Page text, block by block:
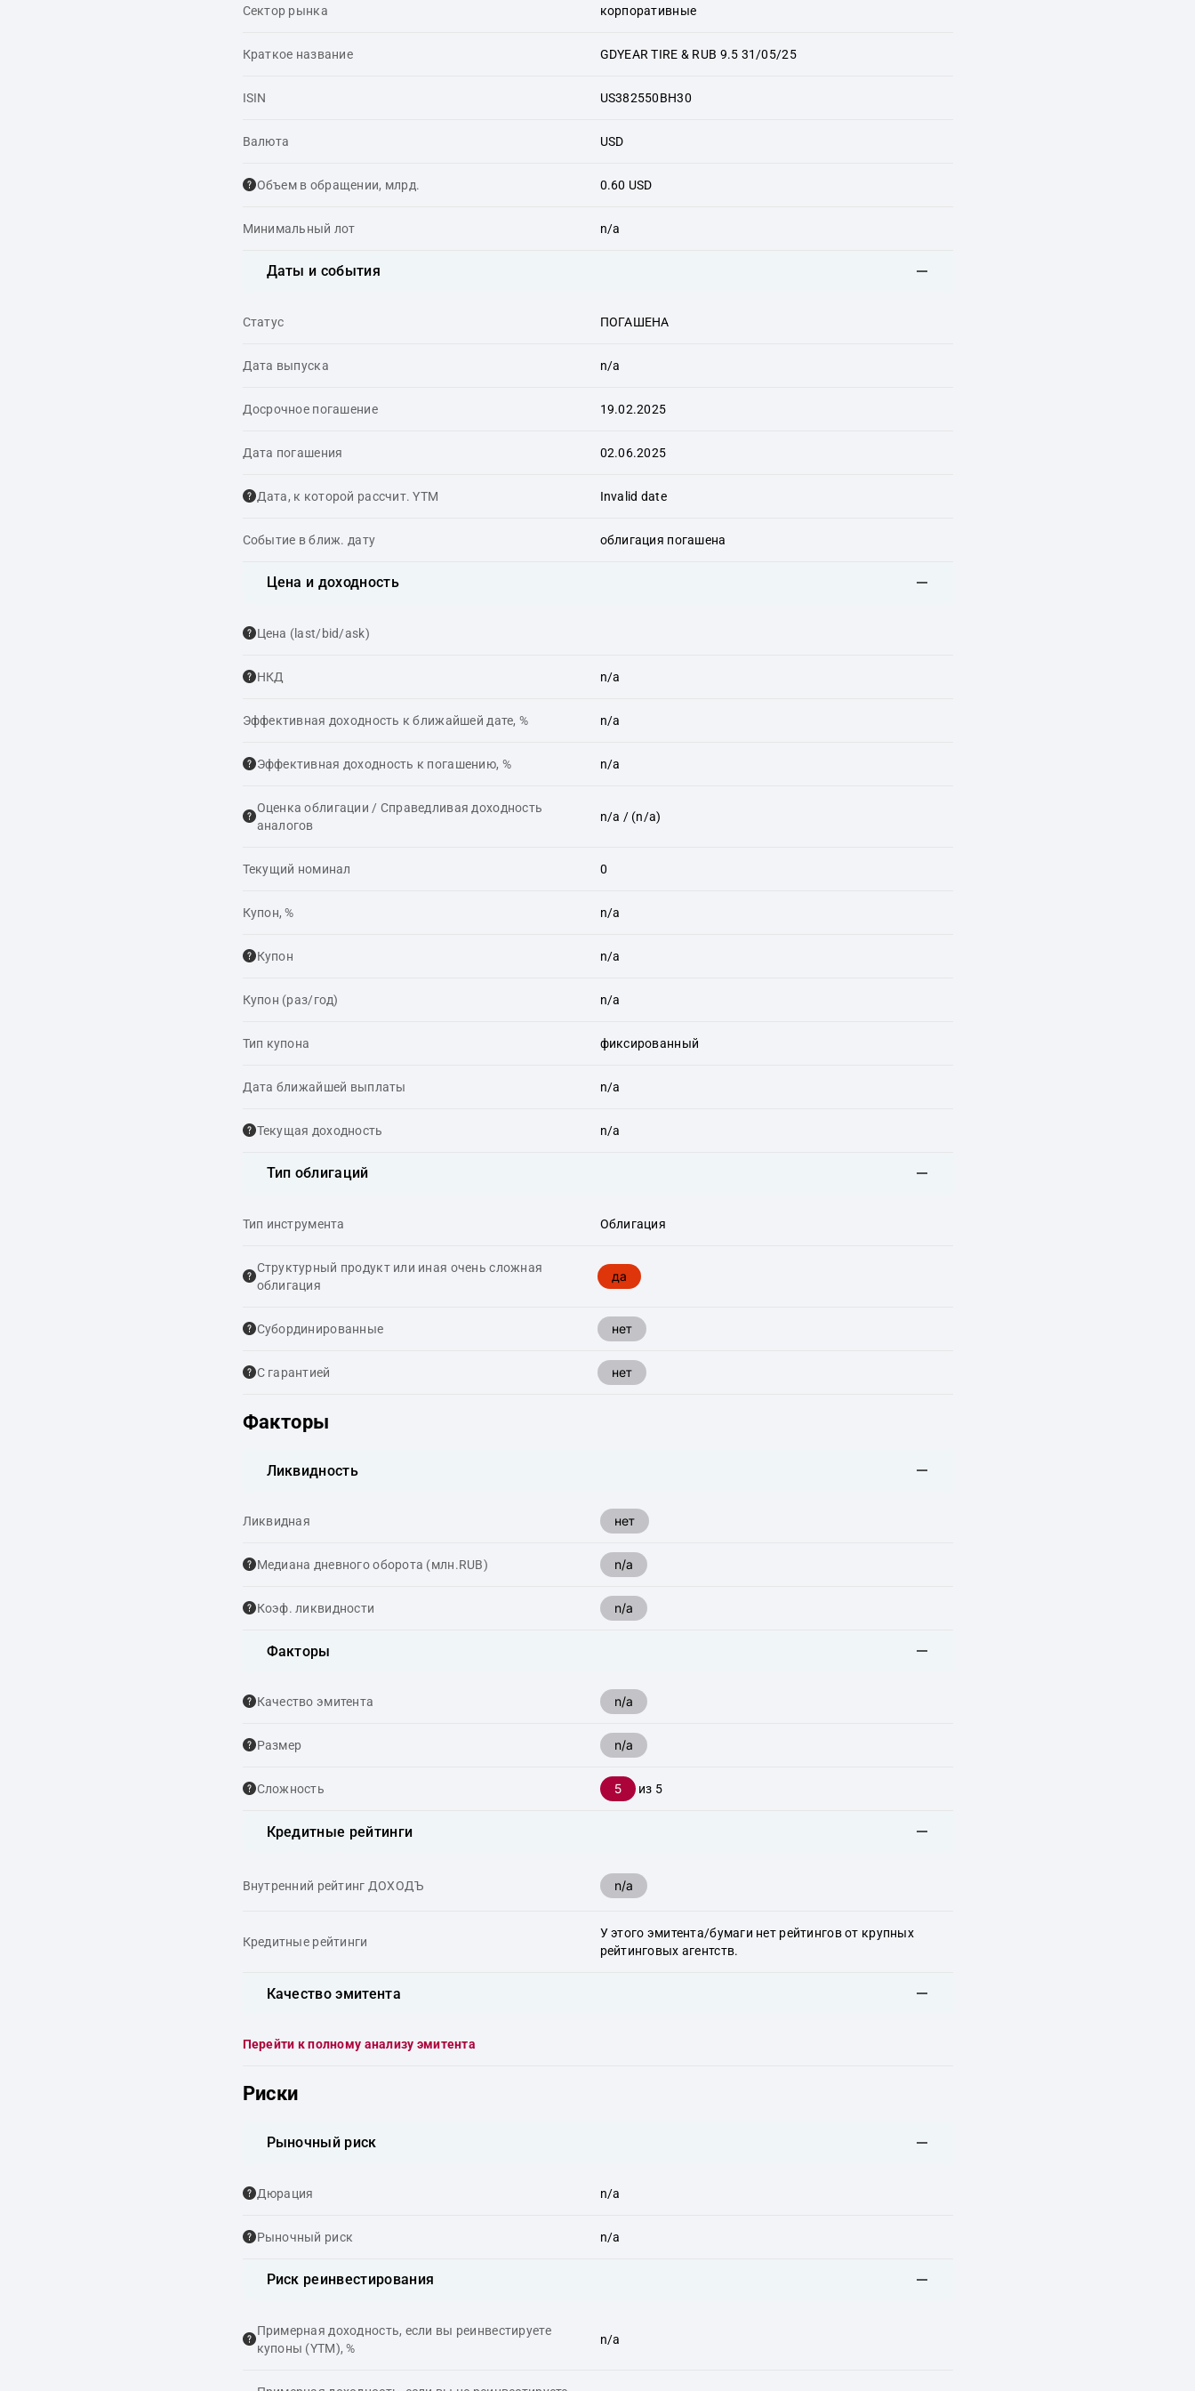
Сектор рынка корпоративные
Краткое название GDYEAR TIRE & RUB 9.5 31/05/25
ISIN US382550BH30
Валюта USD
Объем в обращении, млрд. 0.60 USD
Минимальный лот n/a
Даты и события
Статус ПОГАШЕНА
Дата выпуска n/a
Досрочное погашение 19.02.2025
Дата погашения 02.06.2025
Дата, к которой рассчит. YTM Invalid date
Событие в ближ. дату облигация погашена
Цена и доходность
Цена (last/bid/ask)
НКД n/a
Эффективная доходность к ближайшей дате, % n/a
Эффективная доходность к погашению, % n/a
Оценка облигации / Справедливая доходность
аналогов
n/a / (n/a)
Текущий номинал 0
Купон, % n/a
Купон n/a
Купон (раз/год) n/a
Тип купона фиксированный
Дата ближайшей выплаты n/a
Текущая доходность n/a
Тип облигаций
Тип инструмента Облигация
Структурный продукт или иная очень сложная
облигация
да
Cубординированные нет
С гарантией нет
Факторы
Ликвидность
Ликвидная нет
Медиана дневного оборота (млн.RUB) n/a
Коэф. ликвидности n/a
Факторы
Качество эмитента n/a
Размер n/a
Сложность 5 из 5
Кредитные рейтинги
Внутренний рейтинг ДОХОДЪ n/a
Кредитные рейтинги
У этого эмитента/бумаги нет рейтингов от крупных
рейтинговых агентств.
Качество эмитента
Перейти к полному анализу эмитента
Риски
Рыночный риск
Дюрация n/a
Рыночный риск n/a
Риск реинвестирования
Примерная доходность, если вы реинвестируете
купоны (YTM), %
n/a